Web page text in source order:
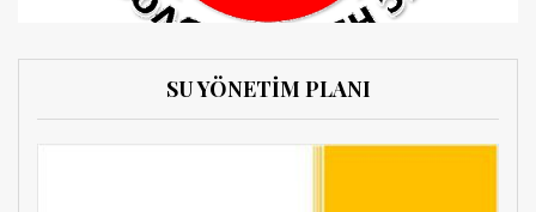
SU YÖNETİM PLANI